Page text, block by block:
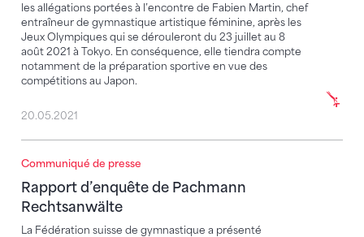
les allégations portées à l’encontre de Fabien Martin, chef
entraîneur de gymnastique artistique féminine, après les
Jeux Olympiques qui se dérouleront du 23 juillet au 8
août 2021 à Tokyo. En conséquence, elle tiendra compte
notamment de la préparation sportive en vue des
compétitions au Japon.
20.05.2021
Communiqué de presse
Rapport d’enquête de Pachmann
Rechtsanwälte
La Fédération suisse de gymnastique a présenté
Rapport d’enquête de Pachmann Rechtsanwälte